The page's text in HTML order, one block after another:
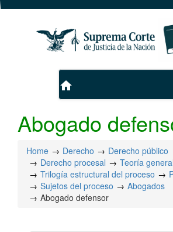
home
Abogado
Home Derecho
Derecho público
Derecho procesal
Teoría
Trilogía estructural del proceso
Sujetos del proceso
Abogados
Abogado defensor